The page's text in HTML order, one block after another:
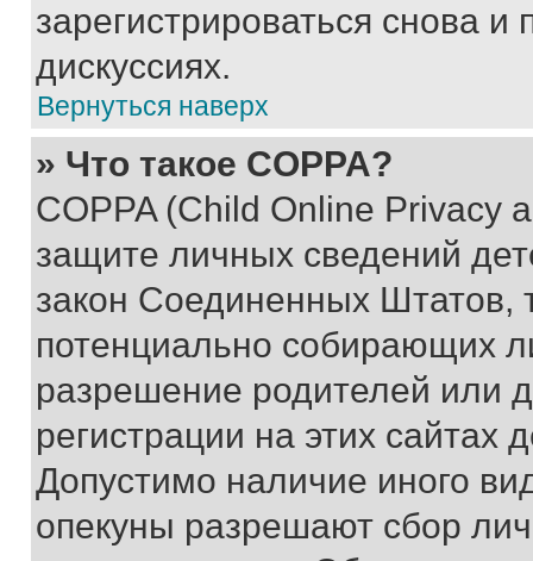
зарегистрироваться снова и
дискуссиях.
Вернуться наверх
» Что такое COPPA?
COPPA (Child Online Privacy
защите личных сведений
закон Соединенных Штатов,
потенциально собирающих
разрешение родителей или
регистрации на этих сайтах
Допустимо наличие иного
опекуны разрешают сбор